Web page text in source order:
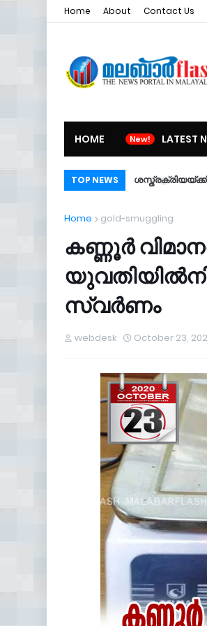
Home About Contact Us
HOME LATEST
TOP NEWS
Home gold-smuggling
കണ്ണൂര്‍
സ്വര്‍ണം
webdesk October 23,